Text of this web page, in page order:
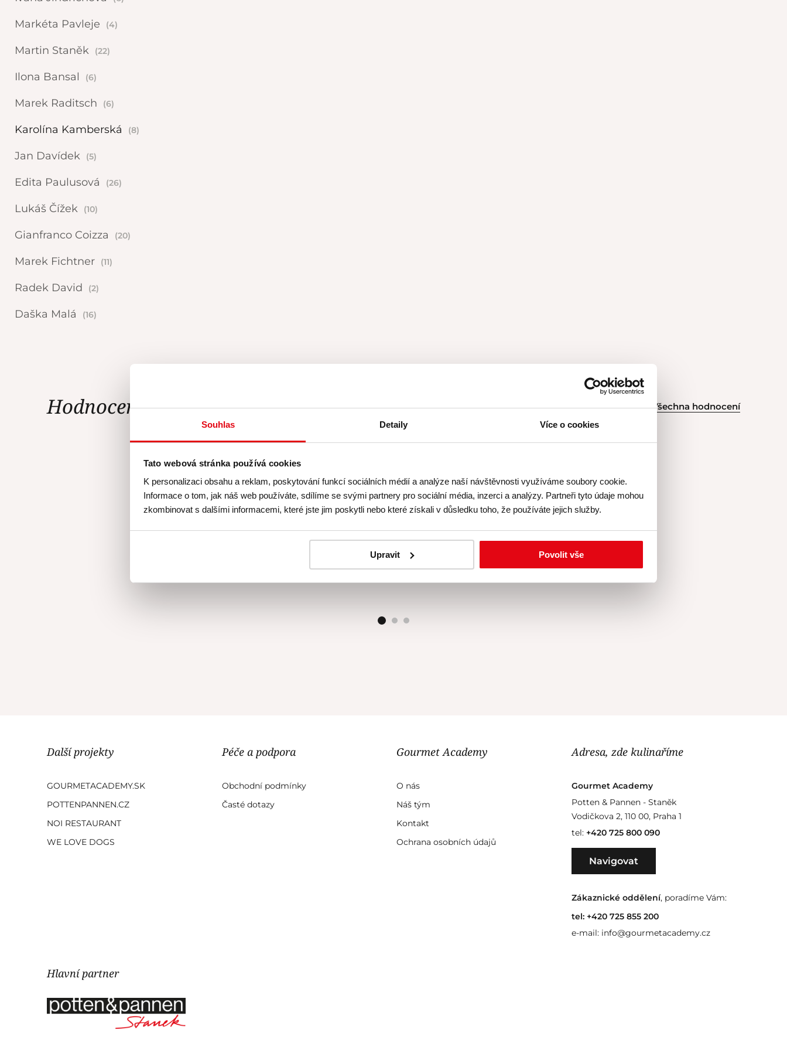
Souhlas Detaily Více o cookies
Tato webová stránka používá cookies
K personalizaci obsahu a reklam, poskytování funkcí sociálních médií a analýze naší návštěvnosti využíváme soubory cookie.
Informace o tom, jak náš web používáte, sdílíme se svými partnery pro sociální média, inzerci a analýzy. Partneři tyto údaje mohou
zkombinovat s dalšími informacemi, které jste jim poskytli nebo které získali v důsledku toho, že používáte jejich služby.
Upravit Povolit vše
Markéta Pavleje (4)
Martin Staněk (22)
Ilona Bansal (6)
Marek Raditsch (6)
Karolína Kamberská (8)
Jan Davídek (5)
Edita Paulusová (26)
Lukáš Čížek (10)
Gianfranco Coizza (20)
Marek Fichtner (11)
Radek David (2)
Daška Malá (16)
Hodnocení Gourmet Academy Všechna hodnocení
Za mě super, nová technika, možnost si vše vyzkoušet, upéct korpus. Besky je
skvělá, krásně vše vysvětlí, pomůže, poradí, pod jejím dohledem zvládne
dort snad každý. Děkuji za tento kurz ❤️.
Lucie Weissová| 29. 06. 2026
Další projekty
GOURMETACADEMY.SK
POTTENPANNEN.CZ
NOI RESTAURANT
WE LOVE DOGS
Péče a podpora
Obchodní podmínky
Časté dotazy
Gourmet Academy
O nás
Náš tým
Kontakt
Ochrana osobních údajů
Adresa, zde kulinaříme
Gourmet Academy
Potten & Pannen - Staněk
Vodičkova 2, 110 00, Praha 1
tel: +420 725 800 090
Navigovat
Zákaznické oddělení, poradíme Vám:
tel: +420 725 855 200
e-mail: info@gourmetacademy.cz
Hlavní partner